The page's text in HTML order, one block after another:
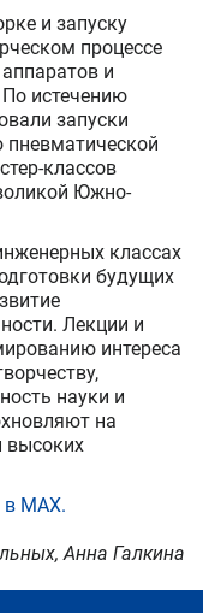
и запуску
процессе
и
истечению
запуски
классов
Южно-
классах
будущих
Лекции и
интереса
науки и
на
высоких
MAX.
Анна Галкина